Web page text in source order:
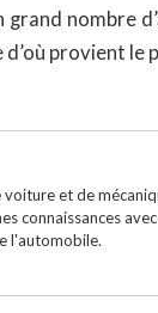
grand nombre
provient le
voiture et de
connaissances
l'automobile.